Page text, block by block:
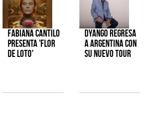
Fabiana Cantilo
presenta 'Flor
de Loto'
Dyango regresa
a Argentina con
su nuevo tour